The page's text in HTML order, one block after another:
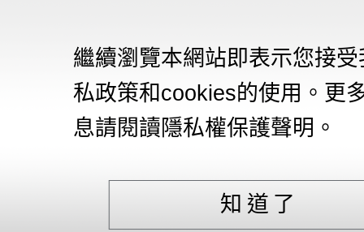
繼續瀏覽本網站即表示您接
私政策和cookies的使用。更
息請閱讀隱私權保護聲明。
知道了